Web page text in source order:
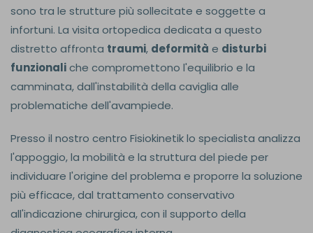
sono tra le strutture più sollecitate e soggette a
infortuni. La visita ortopedica dedicata a questo
distretto affronta traumi, deformità e disturbi
funzionaliche compromettono l'equilibrio e la
camminata, dall'instabilità della caviglia alle
problematiche dell'avampiede.
Presso il nostro centro Fisiokinetik lo specialista analizza
l'appoggio, la mobilità e la struttura del piede per
individuare l'origine del problema e proporre la soluzione
più efficace, dal trattamento conservativo
all'indicazione chirurgica, con il supporto della